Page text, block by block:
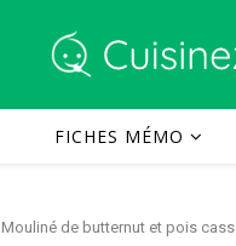
FICHES MÉMO
Mouliné de butternut et pois